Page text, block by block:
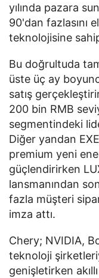
yılında pazara
90'dan fazlasını
teknolojisine
Bu doğrultuda
üste üç ay
satış
200 bin RMB
segmentindeki
Diğer yandan
premium yeni
güçlendirirken
lansmanından
fazla müşteri
imza attı.
Chery; NVIDIA,
teknoloji
genişletirken